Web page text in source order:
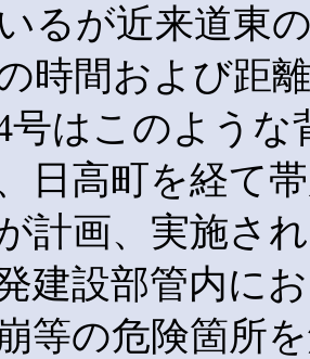
るが近来道東
時間および距
号はこのよう
日高町を経て
計画、実施さ
建設部管内に
等の危険箇所